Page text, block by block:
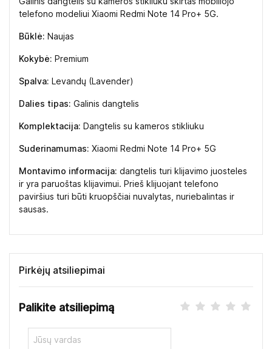
telefono modeliui Xiaomi Redmi Note 14 Pro+ 5G.
Būklė: Naujas
Kokybė: Premium
Spalva: Levandų (Lavender)
Dalies tipas: Galinis dangtelis
Komplektacija: Dangtelis su kameros stikliuku
Suderinamumas: Xiaomi Redmi Note 14 Pro+ 5G
Montavimo informacija: dangtelis turi klijavimo juosteles
ir yra paruoštas klijavimui. Prieš klijuojant telefono
paviršius turi būti kruopščiai nuvalytas, nuriebalintas ir
sausas.
Pirkėjų atsiliepimai
Palikite atsiliepimą